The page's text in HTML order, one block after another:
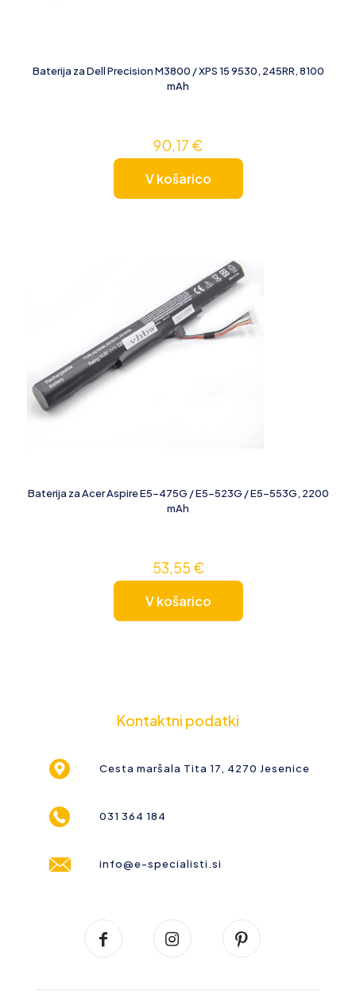
Baterija za Dell Precision M3800 / XPS 15 9530, 245RR, 8100
mAh
90,17 €
V košarico
Baterija za Acer Aspire E5-475G / E5-523G / E5-553G, 2200
mAh
53,55 €
V košarico
Kontaktni podatki
Cesta maršala Tita 17, 4270 Jesenice
031 364 184
info@e-specialisti.si